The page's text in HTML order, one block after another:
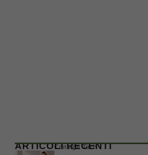
ARTICOLI RECENTI
Consigli Tech